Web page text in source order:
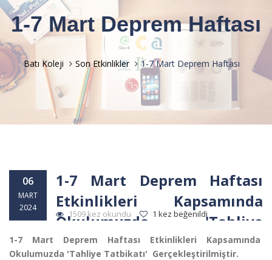
1-7 Mart Deprem Haftası
Batı Koleji Son Etkinlikler 1-7 Mart Deprem Haftası
06
MART
2024
1-7 Mart Deprem Haftası
Etkinlikleri Kapsamında
Okulumuzda 'Tahliye
Tatbikatı'
1509 kez okundu 1 kez beğenildi
1-7 Mart Deprem Haftası Etkinlikleri Kapsamında
Okulumuzda 'Tahliye Tatbikatı' Gerçekleştirilmiştir.